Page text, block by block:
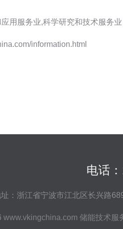
用服务业,科学研究和技术服务业
information.html
电话
：浙江省宁波市江北区长兴路
www.vkingchina.com 储能技术服